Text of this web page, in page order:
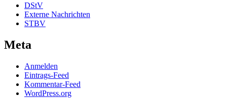
DStV
Externe Nachrichten
STBV
Meta
Anmelden
Eintrags-Feed
Kommentar-Feed
WordPress.org